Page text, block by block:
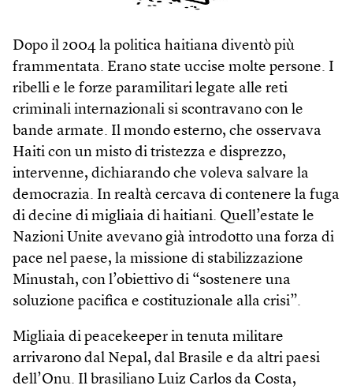
Dopo il 2004 la politica haitiana diventò più
frammentata. Erano state uccise molte persone. I
ribelli e le forze paramilitari legate alle reti
criminali internazionali si scontravano con le
bande armate. Il mondo esterno, che osservava
Haiti con un misto di tristezza e disprezzo,
intervenne, dichiarando che voleva salvare la
democrazia. In realtà cercava di contenere la fuga
di decine di migliaia di haitiani. Quell’estate le
Nazioni Unite avevano già introdotto una forza di
pace nel paese, la missione di stabilizzazione
Minustah, con l’obiettivo di “sostenere una
soluzione pacifica e costituzionale alla crisi”.
Migliaia di peacekeeper in tenuta militare
arrivarono dal Nepal, dal Brasile e da altri paesi
dell’Onu. Il brasiliano Luiz Carlos da Costa,